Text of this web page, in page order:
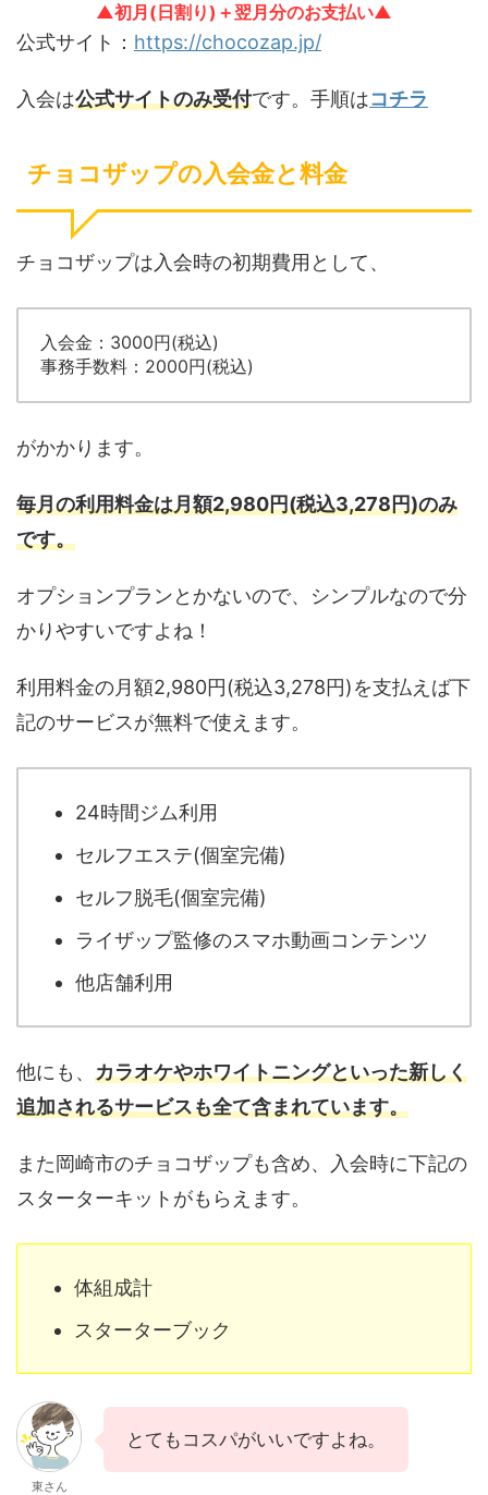
▲初月(日割り)＋翌月分のお支払い▲
公式サイト： https://chocozap.jp/
入会は公式サイトのみ受付です。手順はコチラ
チョコザップの入会金と料金
チョコザップは入会時の初期費用として、
入会金：3000円(税込)
事務手数料：2000円(税込)
がかかります。
毎月の利用料金は月額2,980円(税込3,278円)のみ
です。
オプションプランとかないので、シンプルなので分
かりやすいですよね！
利用料金の月額2,980円(税込3,278円)を支払えば下
記のサービスが無料で使えます。
24時間ジム利用
セルフエステ(個室完備)
セルフ脱毛(個室完備)
ライザップ監修のスマホ動画コンテンツ
他店舗利用
他にも、 カラオケやホワイトニングといった新しく
追加されるサービスも全て含まれています。
また岡崎市のチョコザップも含め、入会時に下記の
スターターキットがもらえます。
体組成計
スターターブック
東さん
とてもコスパがいいですよね。